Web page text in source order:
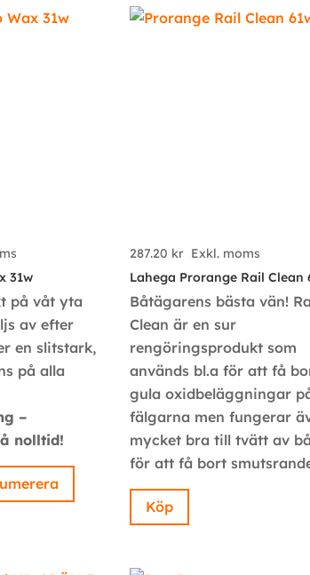
senaste
31w
på våt yta
av efter
en slitstark,
på alla
–
nolltid!
287.20 kr Exkl. moms
Lahega Prorange Rail Clean
Båtägarens bästa vän!
Clean är en sur
rengöringsprodukt som
används bl.a för att få
gula oxidbeläggningar
fälgarna men fungerar
mycket bra till tvätt av
för att få bort
Köp